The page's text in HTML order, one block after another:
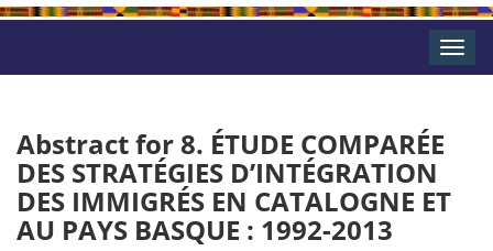
Toggle
Abstract for 8. ÉTUDE COMPARÉE
DES STRATÉGIES D’INTÉGRATION
DES IMMIGRÉS EN CATALOGNE ET
AU PAYS BASQUE : 1992-2013